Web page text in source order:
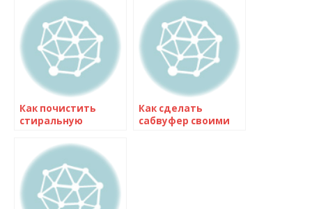
Как почистить
стиральную
кислотой: лучшие
советы и
рекомендации
Как сделать
сабвуфер своими